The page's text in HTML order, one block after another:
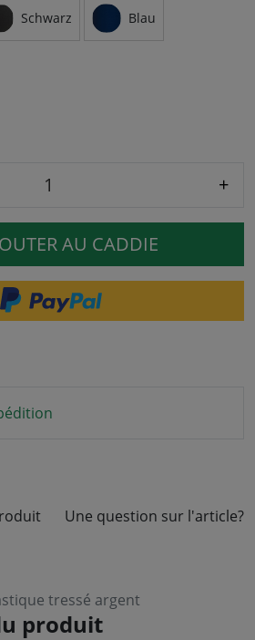
Schwarz Blau
+
AU CADDIE
Une question sur l'article?
tressé argent
produit